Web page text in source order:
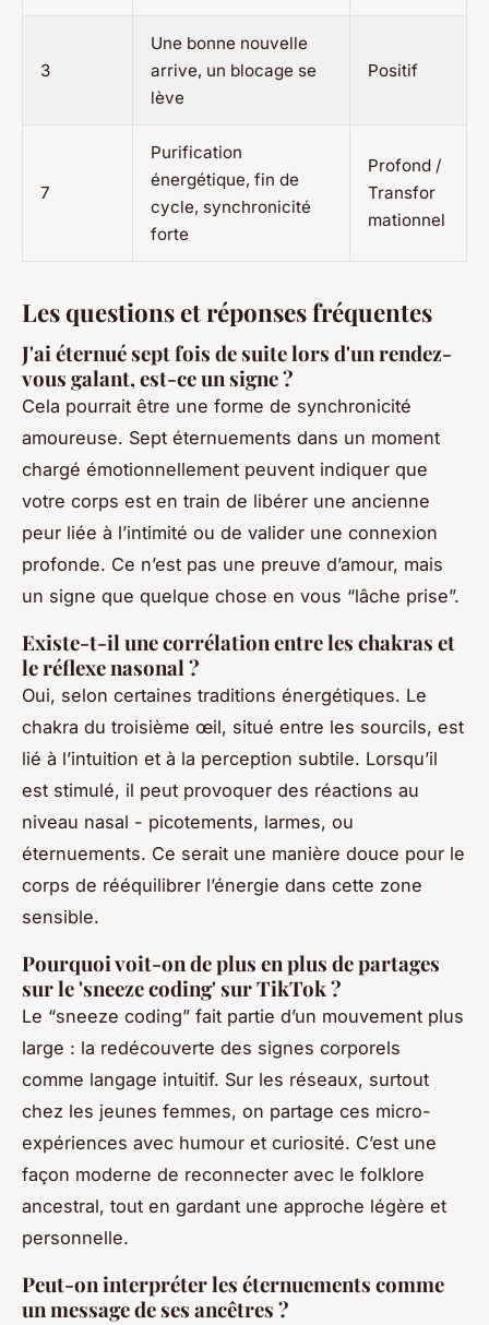
3
Une bonne nouvelle
arrive, un blocage se
lève
Positif
7
Purification
énergétique, fin de
cycle, synchronicité
forte
Profond /
Transfor
mationnel
Les questions et réponses fréquentes
J'ai éternué sept fois de suite lors d'un rendez-
vous galant, est-ce un signe ?
Cela pourrait être une forme de synchronicité
amoureuse. Sept éternuements dans un moment
chargé émotionnellement peuvent indiquer que
votre corps est en train de libérer une ancienne
peur liée à l’intimité ou de valider une connexion
profonde. Ce n’est pas une preuve d’amour, mais
un signe que quelque chose en vous “lâche prise”.
Existe-t-il une corrélation entre les chakras et
le réflexe nasonal ?
Oui, selon certaines traditions énergétiques. Le
chakra du troisième œil, situé entre les sourcils, est
lié à l’intuition et à la perception subtile. Lorsqu’il
est stimulé, il peut provoquer des réactions au
niveau nasal - picotements, larmes, ou
éternuements. Ce serait une manière douce pour le
corps de rééquilibrer l’énergie dans cette zone
sensible.
Pourquoi voit-on de plus en plus de partages
sur le 'sneeze coding' sur TikTok ?
Le “sneeze coding” fait partie d’un mouvement plus
large : la redécouverte des signes corporels
comme langage intuitif. Sur les réseaux, surtout
chez les jeunes femmes, on partage ces micro-
expériences avec humour et curiosité. C’est une
façon moderne de reconnecter avec le folklore
ancestral, tout en gardant une approche légère et
personnelle.
Peut-on interpréter les éternuements comme
un message de ses ancêtres ?